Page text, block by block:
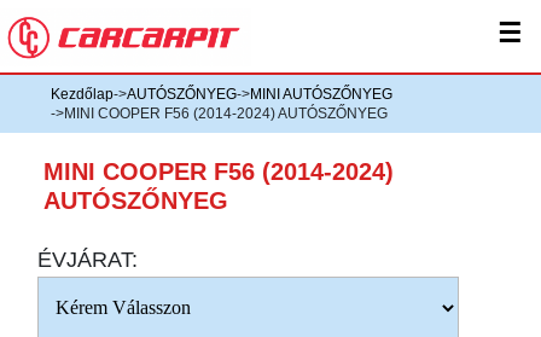
☰
Kezdőlap->AUTÓSZŐNYEG->MINI AUTÓSZŐNYEG
->MINI COOPER F56 (2014-2024) AUTÓSZŐNYEG
MINI COOPER F56 (2014-2024)
AUTÓSZŐNYEG
ÉVJÁRAT: